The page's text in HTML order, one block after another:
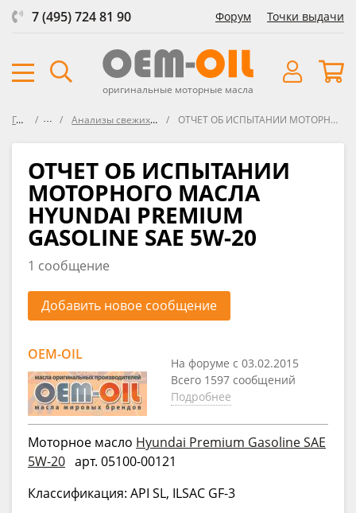
7 (495) 724 81 90 Форум Точки выдачи
оригинальные моторные масла
Главная ФорумАнализы свежих масел VOA (Virgin Oil Analysis) ОТЧЕТ ОБ ИСПЫТАНИИ МОТОРНОГО МАСЛА HYUNDAI PREMIUM GASOLINE SAE 5W-20
ОТЧЕТ ОБ ИСПЫТАНИИ
МОТОРНОГО МАСЛА
HYUNDAI PREMIUM
GASOLINE SAE 5W-20
1 сообщение
Добавить новое сообщение
OEM-OIL
На форуме с 03.02.2015
Всего 1597 сообщений
Подробнее
Моторное масло Hyundai Premium Gasoline SAE
5W-20 арт. 05100-00121
Классификация: API SL, ILSAC GF-3